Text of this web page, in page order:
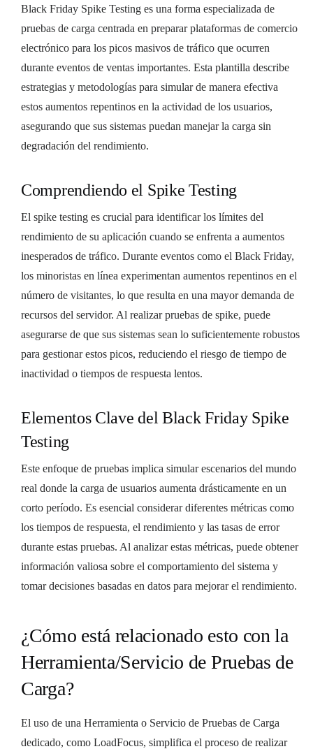
Black Friday Spike Testing es una forma especializada de
pruebas de carga centrada en preparar plataformas de comercio
electrónico para los picos masivos de tráfico que ocurren
durante eventos de ventas importantes. Esta plantilla describe
estrategias y metodologías para simular de manera efectiva
estos aumentos repentinos en la actividad de los usuarios,
asegurando que sus sistemas puedan manejar la carga sin
degradación del rendimiento.
Comprendiendo el Spike Testing
El spike testing es crucial para identificar los límites del
rendimiento de su aplicación cuando se enfrenta a aumentos
inesperados de tráfico. Durante eventos como el Black Friday,
los minoristas en línea experimentan aumentos repentinos en el
número de visitantes, lo que resulta en una mayor demanda de
recursos del servidor. Al realizar pruebas de spike, puede
asegurarse de que sus sistemas sean lo suficientemente robustos
para gestionar estos picos, reduciendo el riesgo de tiempo de
inactividad o tiempos de respuesta lentos.
Elementos Clave del Black Friday Spike
Testing
Este enfoque de pruebas implica simular escenarios del mundo
real donde la carga de usuarios aumenta drásticamente en un
corto período. Es esencial considerar diferentes métricas como
los tiempos de respuesta, el rendimiento y las tasas de error
durante estas pruebas. Al analizar estas métricas, puede obtener
información valiosa sobre el comportamiento del sistema y
tomar decisiones basadas en datos para mejorar el rendimiento.
¿Cómo está relacionado esto con la
Herramienta/Servicio de Pruebas de
Carga?
El uso de una Herramienta o Servicio de Pruebas de Carga
dedicado, como LoadFocus, simplifica el proceso de realizar